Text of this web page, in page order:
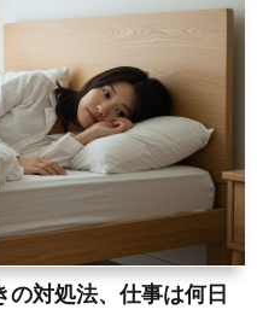
の対処法、仕事は何日